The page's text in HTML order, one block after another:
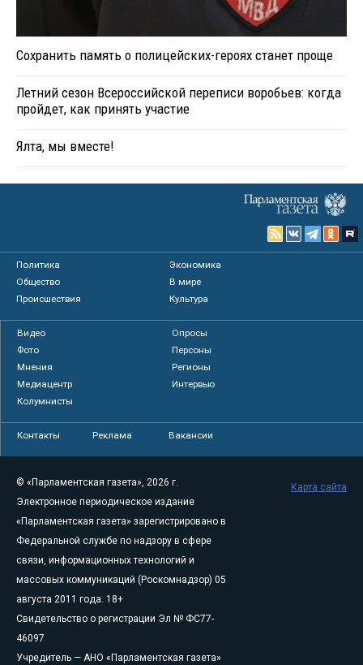
Сохранить память о полицейских-героях станет проще
Летний сезон Всероссийской переписи воробьев: когда
пройдет, как принять участие
Ялта, мы вместе!
Политика
Экономика
Общество
В мире
Происшествия
Культура
Видео
Опросы
Фото
Персоны
Мнения
Регионы
Медиацентр
Интервью
Колумнисты
Контакты Реклама Вакансии
© «Парламентская газета», 2026 г.
Электронное периодическое издание
«Парламентская газета» зарегистрировано в
Федеральной службе по надзору в сфере
связи, информационных технологий и
массовых коммуникаций (Роскомнадзор) 05
августа 2011 года. 18+
Свидетельство о регистрации Эл № ФС77-
46097
Учредитель — АНО «Парламентская газета»
Карта сайта